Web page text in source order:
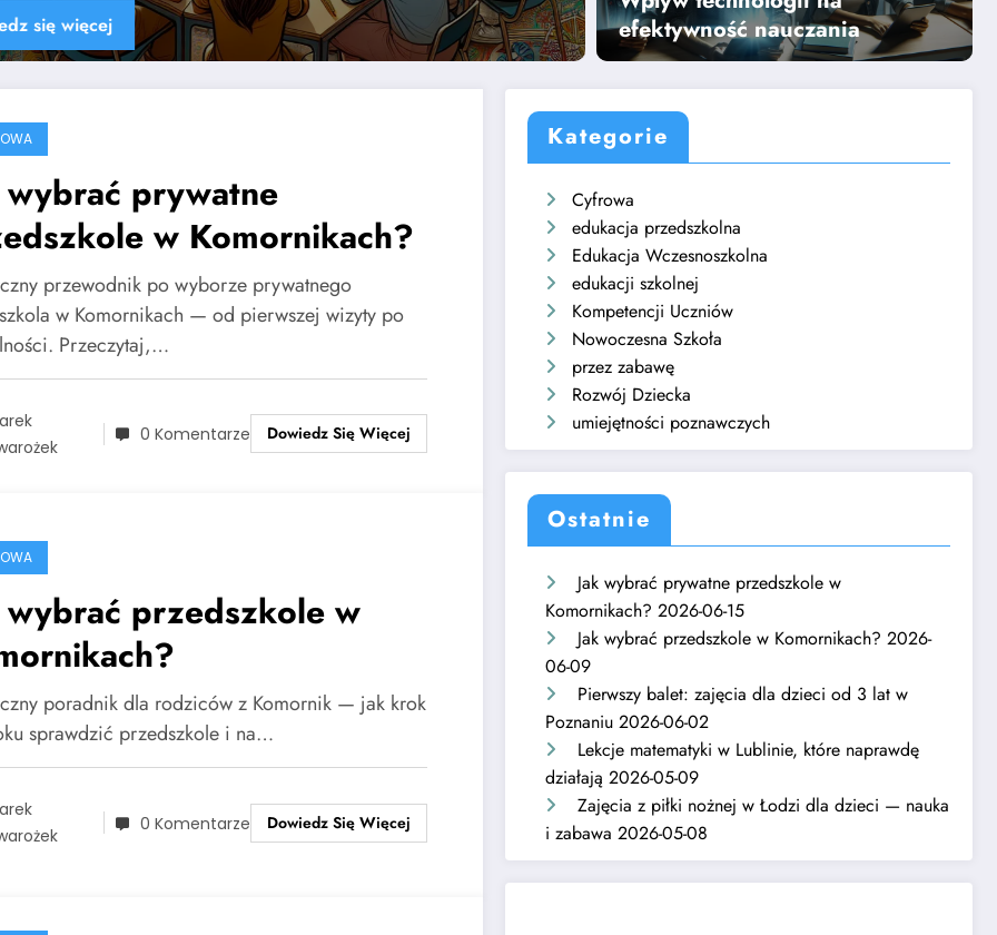
Dowiedz się więcej Dowiedz się więcej
efektywność nauczania
wybrać prywatne
w Komornikach?
przewodnik po wyborze prywatnego
w Komornikach — od pierwszej wizyty po
Przeczytaj,…
0 Komentarze Dowiedz Się Więcej
wybrać przedszkole w
poradnik dla rodziców z Komornik — jak krok
sprawdzić przedszkole i na…
0 Komentarze Dowiedz Się Więcej
Kategorie
Cyfrowa
edukacja przedszkolna
Edukacja Wczesnoszkolna
edukacji szkolnej
Kompetencji Uczniów
Nowoczesna Szkoła
przez zabawę
Rozwój Dziecka
umiejętności poznawczych
Ostatnie
Jak wybrać prywatne przedszkole w
Komornikach? 2026-06-15
Jak wybrać przedszkole w Komornikach? 2026-
06-09
Pierwszy balet: zajęcia dla dzieci od 3 lat w
Poznaniu 2026-06-02
Lekcje matematyki w Lublinie, które naprawdę
działają 2026-05-09
Zajęcia z piłki nożnej w Łodzi dla dzieci — nauka
i zabawa 2026-05-08